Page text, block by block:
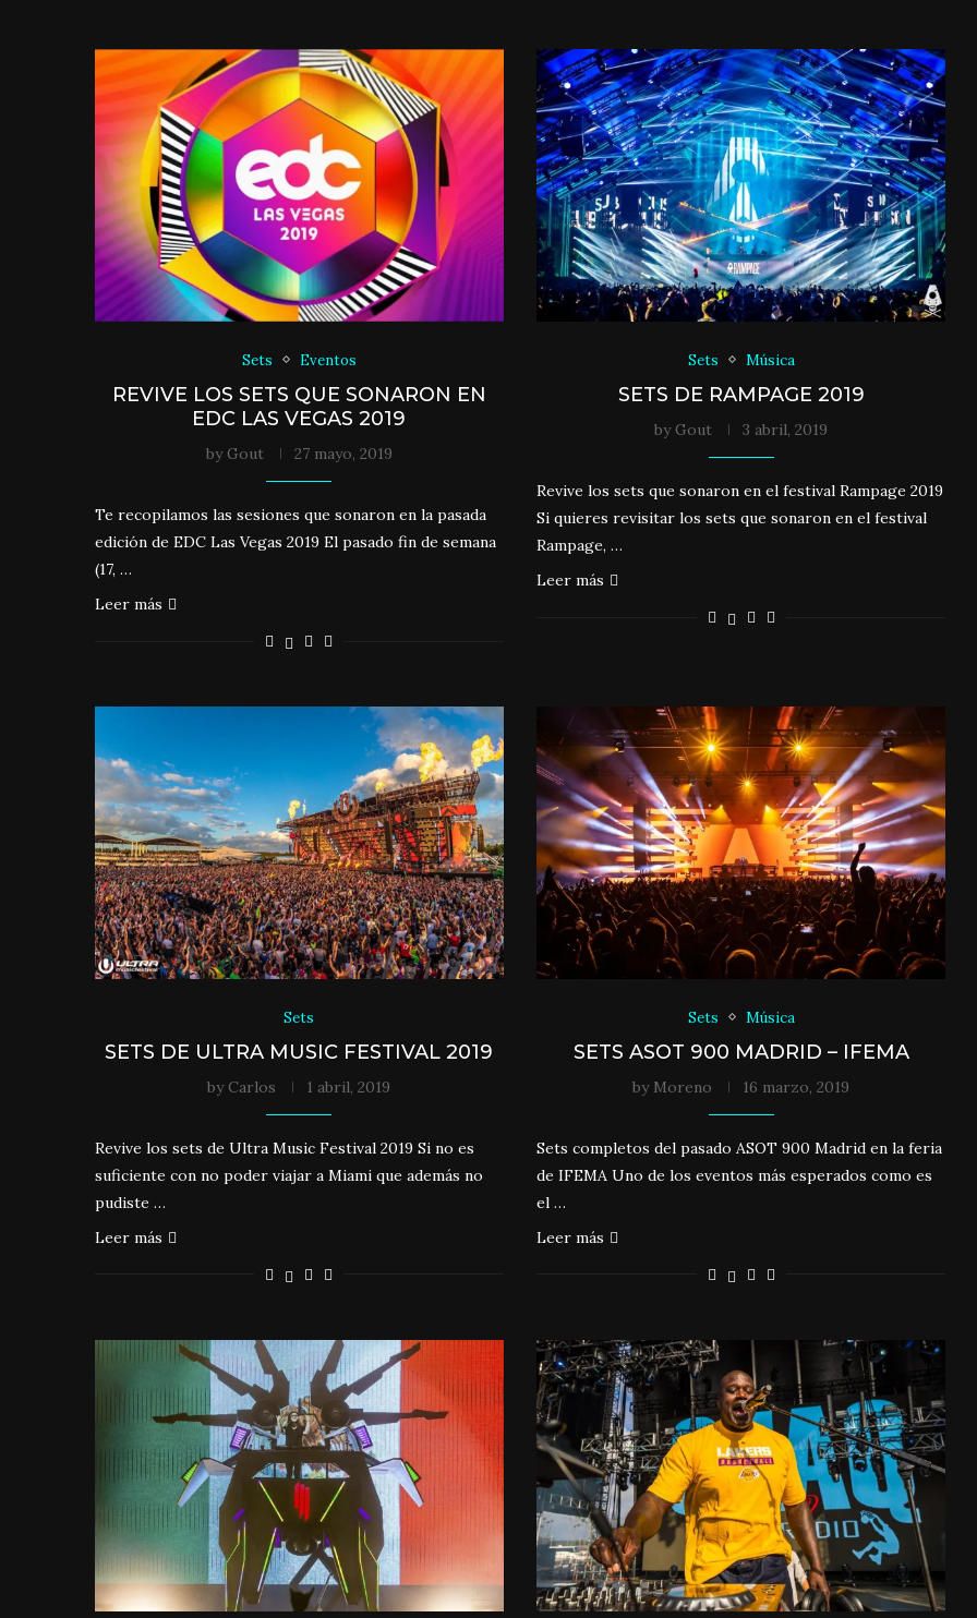
Sets Eventos
REVIVE LOS SETS QUE SONARON EN
EDC LAS VEGAS 2019
by Gout 27 mayo, 2019
Te recopilamos las sesiones que sonaron en la pasada
edición de EDC Las Vegas 2019 El pasado fin de semana
(17, …
Leer más
Sets Música
SETS DE RAMPAGE 2019
by Gout 3 abril, 2019
Revive los sets que sonaron en el festival Rampage 2019
Si quieres revisitar los sets que sonaron en el festival
Rampage, …
Leer más
Sets
SETS DE ULTRA MUSIC FESTIVAL 2019
by Carlos 1 abril, 2019
Revive los sets de Ultra Music Festival 2019 Si no es
suficiente con no poder viajar a Miami que además no
pudiste …
Leer más
Sets Música
SETS ASOT 900 MADRID – IFEMA
by Moreno 16 marzo, 2019
Sets completos del pasado ASOT 900 Madrid en la feria
de IFEMA Uno de los eventos más esperados como es
el …
Leer más